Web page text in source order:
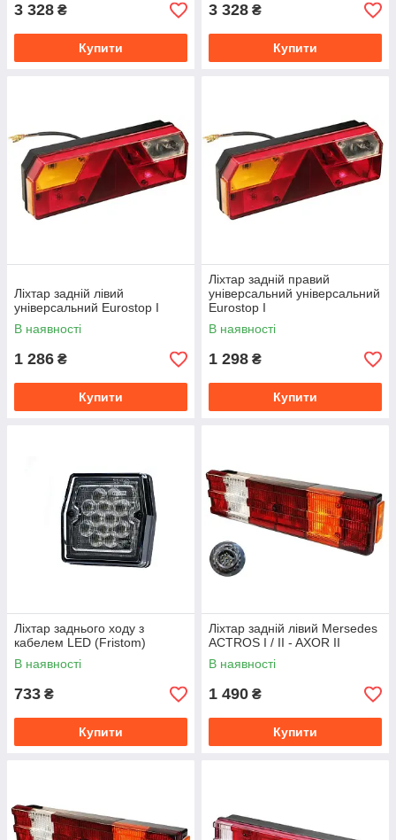
3 328 ₴
Купити
3 328 ₴
Купити
Ліхтар задній лівий
універсальний Eurostop I
В наявності
1 286 ₴
Купити
Ліхтар задній правий
універсальний універсальний
Eurostop I
В наявності
1 298 ₴
Купити
Ліхтар заднього ходу з
кабелем LED (Fristom)
В наявності
733 ₴
Купити
Ліхтар задній лівий Mersedes
ACTROS I / II - AXOR II
В наявності
1 490 ₴
Купити